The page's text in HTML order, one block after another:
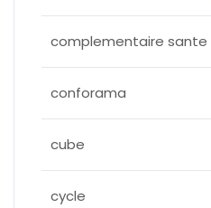
complementaire sante
conforama
cube
cycle